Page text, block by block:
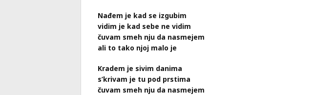
Nađem je kad se izgubim
vidim je kad sebe ne vidim
čuvam smeh nju da nasmejem
ali to tako njoj malo je
Kradem je sivim danima
s’krivam je tu pod prstima
čuvam smeh nju da nasmejem